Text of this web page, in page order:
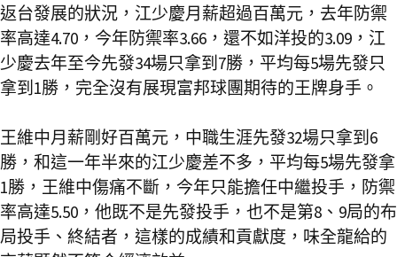
返台發展的狀況，江少慶月薪超過百萬元，去年防禦
率高達4.70，今年防禦率3.66，還不如洋投的3.09，江
少慶去年至今先發34場只拿到7勝，平均每5場先發只
拿到1勝，完全沒有展現富邦球團期待的王牌身手。
王維中月薪剛好百萬元，中職生涯先發32場只拿到6
勝，和這一年半來的江少慶差不多，平均每5場先發拿
1勝，王維中傷痛不斷，今年只能擔任中繼投手，防禦
率高達5.50，他既不是先發投手，也不是第8、9局的布
局投手、終結者，這樣的成績和貢獻度，味全龍給的